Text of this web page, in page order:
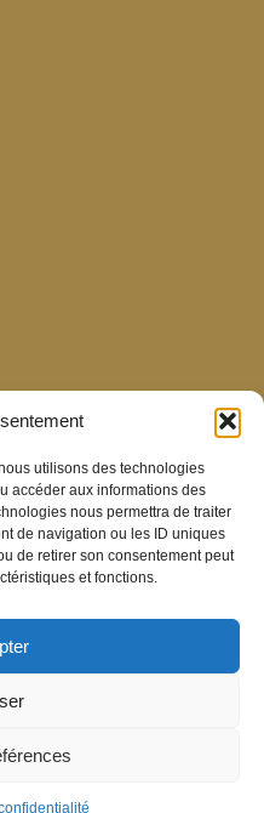
utilisons des technologies
accéder aux informations des
nous permettra de traiter
de navigation ou les ID uniques
de retirer son consentement peut
et fonctions.
Laurent et Stévenart) 2006-2026 -